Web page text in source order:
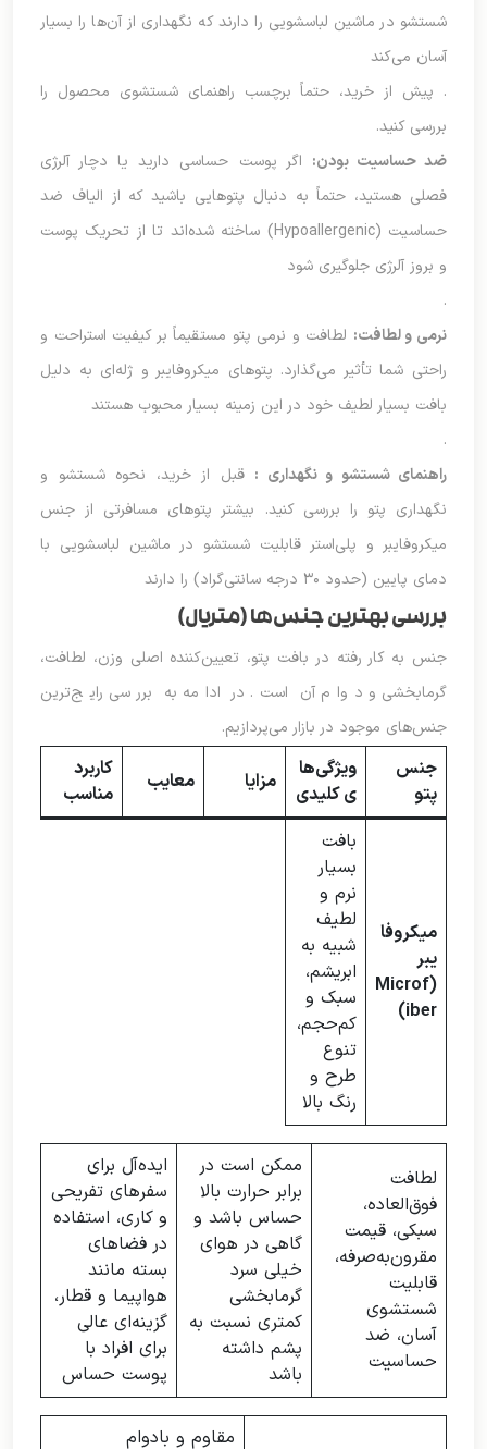
شستشو در ماشین لباسشویی را دارند که نگهداری از آن‌ها را بسیار
آسان می‌کند
. پیش از خرید، حتماً برچسب راهنمای شستشوی محصول را
بررسی کنید.
ضد حساسیت بودن: اگر پوست حساسی دارید یا دچار آلرژی
فصلی هستید، حتماً به دنبال پتوهایی باشید که از الیاف ضد
حساسیت (Hypoallergenic) ساخته شده‌اند تا از تحریک پوست
و بروز آلرژی جلوگیری شود
.
نرمی و لطافت: لطافت و نرمی پتو مستقیماً بر کیفیت استراحت و
راحتی شما تأثیر می‌گذارد. پتوهای میکروفایبر و ژله‌ای به دلیل
بافت بسیار لطیف خود در این زمینه بسیار محبوب هستند
.
راهنمای شستشو و نگهداری : قبل از خرید، نحوه شستشو و
نگهداری پتو را بررسی کنید. بیشتر پتوهای مسافرتی از جنس
میکروفایبر و پلی‌استر قابلیت شستشو در ماشین لباسشویی با
دمای پایین (حدود ۳۰ درجه سانتی‌گراد) را دارند
بررسی بهترین جنس‌ها (متریال)
جنس به کار رفته در بافت پتو، تعیین‌کننده اصلی وزن، لطافت،
گرمابخشی و دوام آن است. در ادامه به بررسی رایج‌ترین
جنس‌های موجود در بازار می‌پردازیم.
جنس
پتو
ویژگی‌ها
ی کلیدی
مزایا معایب
کاربرد
مناسب
میکروفا
یبر
(Microf
iber)
بافت
بسیار
نرم و
لطیف
شبیه به
ابریشم،
سبک و
کم‌حجم،
تنوع
طرح و
رنگ بالا
لطافت
فوق‌العاده،
سبکی، قیمت
مقرون‌به‌صرفه،
قابلیت
شستشوی
آسان، ضد
حساسیت
ممکن است در
برابر حرارت بالا
حساس باشد و
گاهی در هوای
خیلی سرد
گرمابخشی
کمتری نسبت به
پشم داشته
باشد
ایده‌آل برای
سفرهای تفریحی
و کاری، استفاده
در فضاهای
بسته مانند
هواپیما و قطار،
گزینه‌ای عالی
برای افراد با
پوست حساس
مقاوم و بادوام